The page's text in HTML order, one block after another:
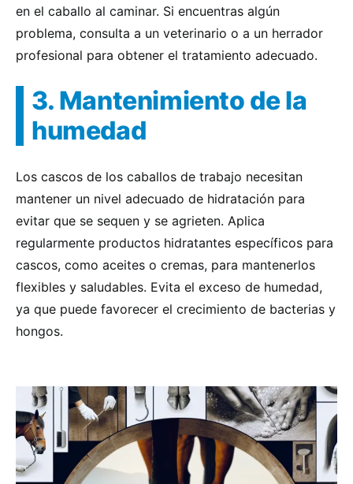
en el caballo al caminar. Si encuentras algún
problema, consulta a un veterinario o a un herrador
profesional para obtener el tratamiento adecuado.
3. Mantenimiento de la
humedad
Los cascos de los caballos de trabajo necesitan
mantener un nivel adecuado de hidratación para
evitar que se sequen y se agrieten. Aplica
regularmente productos hidratantes específicos para
cascos, como aceites o cremas, para mantenerlos
flexibles y saludables. Evita el exceso de humedad,
ya que puede favorecer el crecimiento de bacterias y
hongos.